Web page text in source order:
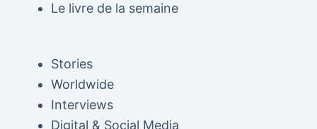
Le livre de la semaine
Stories
Worldwide
Interviews
Digital & Social Media